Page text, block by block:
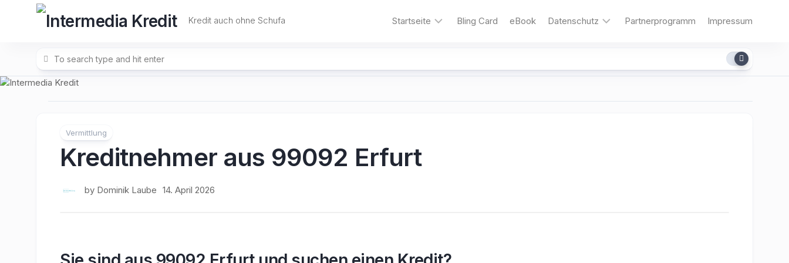
Kredit auch ohne Schufa Startseite
&#8211;
Umschuldungskredit
Bling Card eBook Datenschutz Partnerprogramm Impressum
Vermittlung
Kreditnehmer aus 99092 Erfurt
by Dominik Laube 14. April 2026